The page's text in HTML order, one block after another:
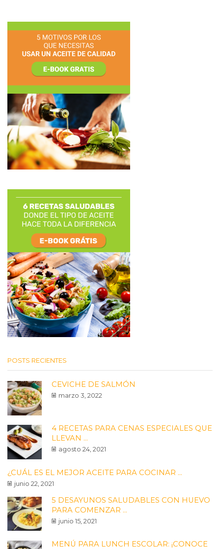
POSTS RECIENTES
CEVICHE DE SALMÓN
marzo 3, 2022
4 RECETAS PARA CENAS ESPECIALES QUE
LLEVAN ...
agosto 24, 2021
¿CUÁL ES EL MEJOR ACEITE PARA COCINAR ...
junio 22, 2021
5 DESAYUNOS SALUDABLES CON HUEVO
PARA COMENZAR ...
junio 15, 2021
MENÚ PARA LUNCH ESCOLAR: ¡CONOCE